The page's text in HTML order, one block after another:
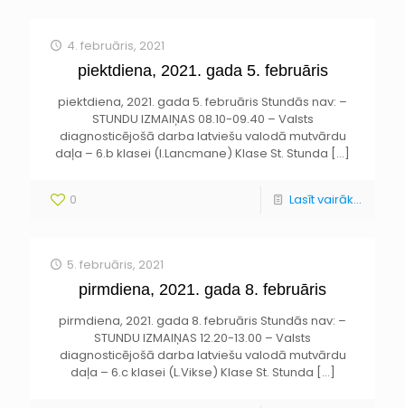
4. februāris, 2021
piektdiena, 2021. gada 5. februāris
piektdiena, 2021. gada 5. februāris Stundās nav: –
STUNDU IZMAIŅAS 08.10-09.40 – Valsts
diagnosticējošā darba latviešu valodā mutvārdu
daļa – 6.b klasei (I.Lancmane) Klase St. Stunda […]
0 Lasīt vairāk...
5. februāris, 2021
pirmdiena, 2021. gada 8. februāris
pirmdiena, 2021. gada 8. februāris Stundās nav: –
STUNDU IZMAIŅAS 12.20-13.00 – Valsts
diagnosticējošā darba latviešu valodā mutvārdu
daļa – 6.c klasei (L.Vikse) Klase St. Stunda […]